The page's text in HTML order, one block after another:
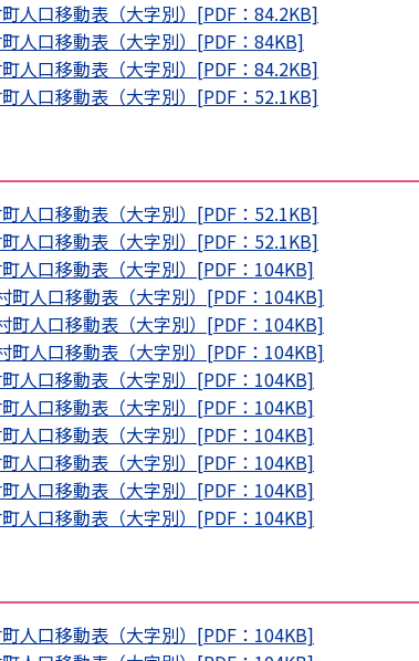
人口移動表（大字別）[PDF：84.2KB]
人口移動表（大字別）[PDF：84KB]
人口移動表（大字別）[PDF：84.2KB]
人口移動表（大字別）[PDF：52.1KB]
人口移動表（大字別）[PDF：52.1KB]
人口移動表（大字別）[PDF：52.1KB]
人口移動表（大字別）[PDF：104KB]
町人口移動表（大字別）[PDF：104KB]
町人口移動表（大字別）[PDF：104KB]
町人口移動表（大字別）[PDF：104KB]
人口移動表（大字別）[PDF：104KB]
人口移動表（大字別）[PDF：104KB]
人口移動表（大字別）[PDF：104KB]
人口移動表（大字別）[PDF：104KB]
人口移動表（大字別）[PDF：104KB]
人口移動表（大字別）[PDF：104KB]
人口移動表（大字別）[PDF：104KB]